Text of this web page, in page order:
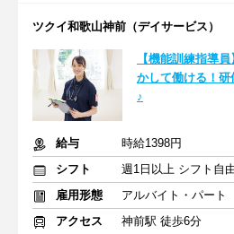
ツクイ和歌山神前（デイサービス）
【機能訓練指導
かして働ける！
♪
給与
時給1398円
シフト
週1日以上 シフト自
雇用形態
アルバイト・パート
アクセス
神前駅 徒歩6分